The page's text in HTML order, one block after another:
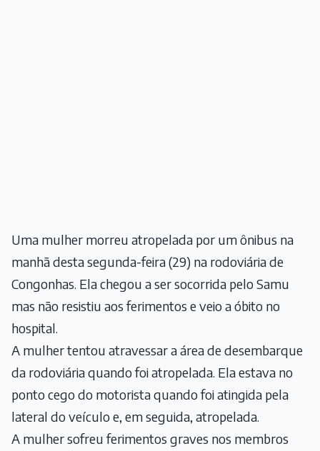
Uma mulher morreu atropelada por um ônibus na
manhã desta segunda-feira (29) na rodoviária de
Congonhas. Ela chegou a ser socorrida pelo Samu
mas não resistiu aos ferimentos e veio a óbito no
hospital.
A mulher tentou atravessar a área de desembarque
da rodoviária quando foi atropelada. Ela estava no
ponto cego do motorista quando foi atingida pela
lateral do veículo e, em seguida, atropelada.
A mulher sofreu ferimentos graves nos membros